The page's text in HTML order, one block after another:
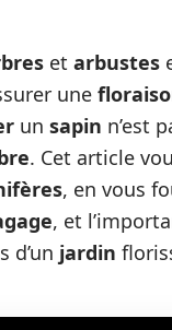
et arbustes
une
un sapin n’est
. Cet article
, en vous
, et
d’un jardin